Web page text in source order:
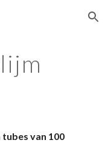
Skip to navigation
van 100